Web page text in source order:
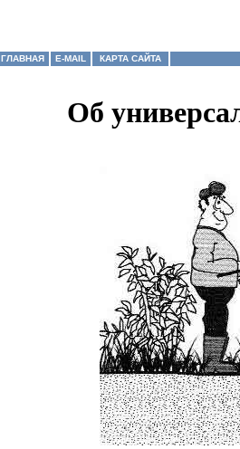
ГЛАВНАЯ E-MAIL КАРТА САЙТА
Об